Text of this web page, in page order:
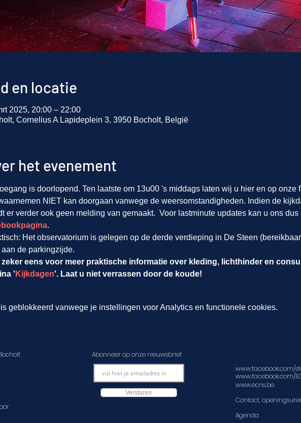
en locatie
2025, 20:00 – 22:00
Cornelius A Lapideplein 3, 3950 Bocholt, België
het evenement
is doorlopend. Ten laatste om 13u00 's middags laten wij u hier en op
NIET kan doorgaan vanwege de weersomstandigheden. Indien de
er verder ook geen melding van gemaakt.  Voor lastminute updates kan u ons
.
Het observatorium is gelegen op de derde verdieping in De Steen
de parkingzijde.
zeker eens voor meer praktische informatie over kleding, lichthinder en
' Kijkdagen'. Laat u niet verrassen door de koude!
geblokkeerd vanwege je instellingen voor Analytics en functionele cookies.
Abonneer op onze nieuwsbrief
Versturen
www.facebook.com/
www.facebook.com/
www.ecns.be
Contact,
Agenda